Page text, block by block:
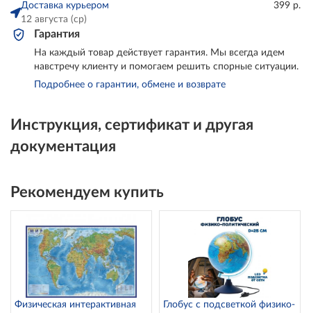
Доставка курьером
12 августа (ср)
399 р.
Гарантия
На каждый товар действует гарантия. Мы всегда идем
навстречу клиенту и помогаем решить спорные ситуации.
Подробнее о гарантии, обмене и возврате
Инструкция, сертификат и другая
документация
Рекомендуем купить
Физическая интерактивная
Глобус с подсветкой физико-